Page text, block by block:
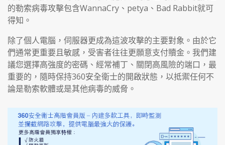
的勒索病毒攻擊包含WannaCry、petya、Bad Rabbit就可
得知。
除了個人電腦，伺服器更成為這波攻擊的主要對象。由於它
們通常更重要且敏感，受害者往往更願意支付贖金。我們建
議您選擇高強度的密碼、經常補丁、關閉高風險的端口，最
重要的，隨時保持360安全衛士的開啟狀態，以抵禦任何不
論是勒索軟體或是其他病毒的威脅。